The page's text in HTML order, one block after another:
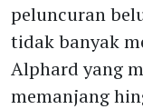
peluncuran
tidak banyak
Alphard yang
memanjang